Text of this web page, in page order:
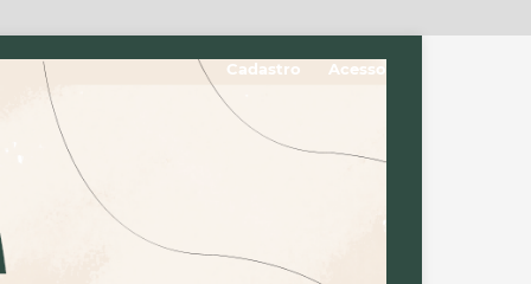
Cadastro Acesso